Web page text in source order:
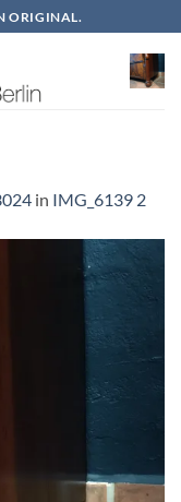
ORIGINAL.
in IMG_6139 2